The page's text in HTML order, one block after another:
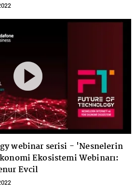
webinar serisi - 'Nesnelerin
Ekosistemi Webinarı:
Evcil